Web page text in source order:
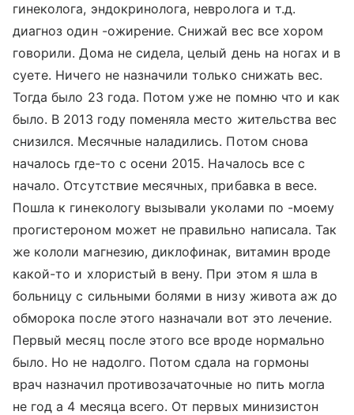
гинеколога, эндокринолога, невролога и т.д.
диагноз один -ожирение. Снижай вес все хором
говорили. Дома не сидела, целый день на ногах и в
суете. Ничего не назначили только снижать вес.
Тогда было 23 года. Потом уже не помню что и как
было. В 2013 году поменяла место жительства вес
снизился. Месячные наладились. Потом снова
началось где-то с осени 2015. Началось все с
начало. Отсутствие месячных, прибавка в весе.
Пошла к гинекологу вызывали уколами по -моему
прогистероном может не правильно написала. Так
же кололи магнезию, диклофинак, витамин вроде
какой-то и хлористый в вену. При этом я шла в
больницу с сильными болями в низу живота аж до
обморока после этого назначали вот это лечение.
Первый месяц после этого все вроде нормально
было. Но не надолго. Потом сдала на гормоны
врач назначил противозачаточные но пить могла
не год а 4 месяца всего. От первых минизистон